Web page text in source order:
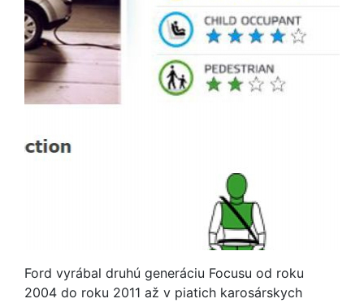
Ford vyrábal druhú generáciu Focusu od roku
2004 do roku 2011 až v piatich karosárskych